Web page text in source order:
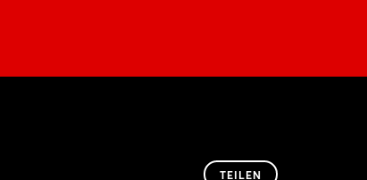
TEILEN